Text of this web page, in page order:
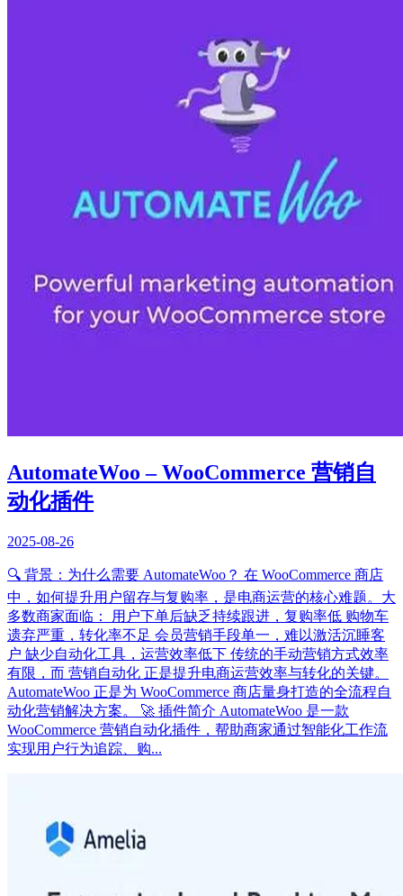
AutomateWoo – WooCommerce 营销自
动化插件
2025-08-26
🔍 背景：为什么需要 AutomateWoo？ 在 WooCommerce 商店
中，如何提升用户留存与复购率，是电商运营的核心难题。大
多数商家面临： 用户下单后缺乏持续跟进，复购率低 购物车
遗弃严重，转化率不足 会员营销手段单一，难以激活沉睡客
户 缺少自动化工具，运营效率低下 传统的手动营销方式效率
有限，而 营销自动化 正是提升电商运营效率与转化的关键。
AutomateWoo 正是为 WooCommerce 商店量身打造的全流程自
动化营销解决方案。 🚀 插件简介 AutomateWoo 是一款
WooCommerce 营销自动化插件，帮助商家通过智能化工作流
实现用户行为追踪、购...